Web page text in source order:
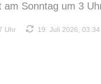
am Sonntag um 3
Uhr 19. Juli 2026,